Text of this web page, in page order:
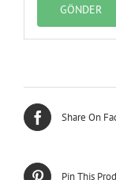
Share On
Pin This